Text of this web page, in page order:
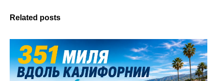
Related posts